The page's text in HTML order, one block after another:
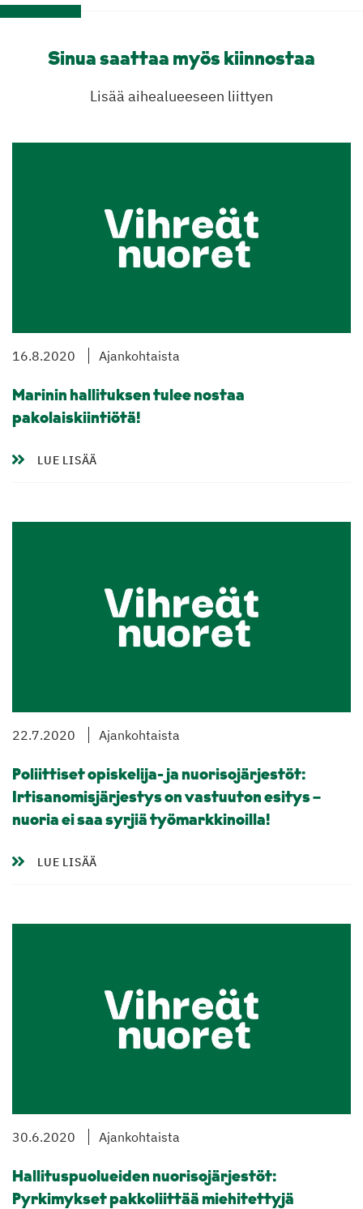
Sinua saattaa myös kiinnostaa
Lisää aihealueeseen liittyen
16.8.2020 Ajankohtaista
Marinin hallituksen tulee nostaa
pakolaiskiintiötä!
LUE LISÄÄ
22.7.2020 Ajankohtaista
Poliittiset opiskelija- ja nuorisojärjestöt:
Irtisanomisjärjestys on vastuuton esitys –
nuoria ei saa syrjiä työmarkkinoilla!
LUE LISÄÄ
30.6.2020 Ajankohtaista
Hallituspuolueiden nuorisojärjestöt:
Pyrkimykset pakkoliittää miehitettyjä